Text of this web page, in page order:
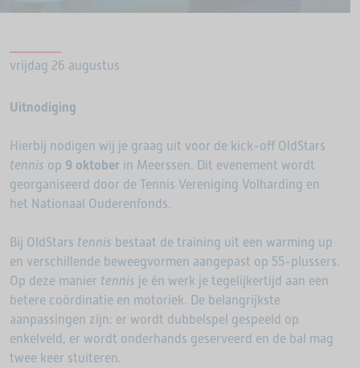
vrijdag 26 augustus
Uitnodiging
Hierbij nodigen wij je graag uit voor de kick-off OldStars
tennis op 9 oktober in Meerssen. Dit evenement wordt
georganiseerd door de Tennis Vereniging Volharding en
het Nationaal Ouderenfonds.
Bij OldStars tennis bestaat de training uit een warming up
en verschillende beweegvormen aangepast op 55-plussers.
Op deze manier tennis je én werk je tegelijkertijd aan een
betere coördinatie en motoriek. De belangrijkste
aanpassingen zijn: er wordt dubbelspel gespeeld op
enkelveld, er wordt onderhands geserveerd en de bal mag
twee keer stuiteren.